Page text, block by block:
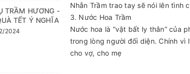
Nhẫn Trầm trao tay sẽ nói lên tình
3. Nước Hoa Trầm
Nước hoa là “vật bất ly thân” của
trong lòng người đối diện. Chính vì
cho vợ, cho mẹ
TRẦM HƯƠNG -
TẾT Ý NGHĨA
2024